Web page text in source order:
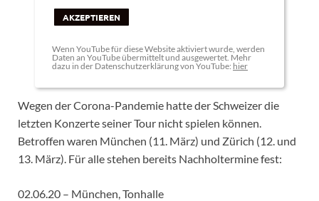
AKZEPTIEREN
Wenn YouTube für diese Website aktiviert wurde, werden
Daten an YouTube übermittelt und ausgewertet. Mehr
dazu in der Datenschutzerklärung von YouTube: hier
Wegen der Corona-Pandemie hatte der Schweizer die
letzten Konzerte seiner Tour nicht spielen können.
Betroffen waren München (11. März) und Zürich (12. und
13. März). Für alle stehen bereits Nachholtermine fest:
02.06.20 – München, Tonhalle